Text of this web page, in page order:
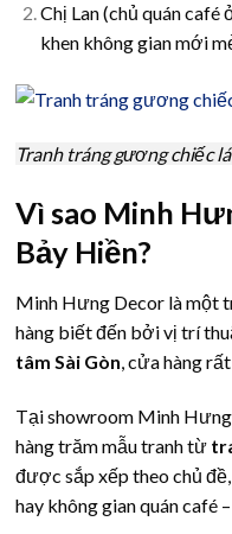
Chị Lan (chủ quán café
khen không gian mới
Tranh tráng gương chiếc
Vì sao Minh
Bảy Hiền?
Minh Hưng Decor là một
hàng biết đến bởi vị trí
tâm Sài Gòn , cửa hàng
Tại showroom Minh
hàng trăm mẫu tranh từ
được sắp xếp theo chủ
hay không gian quán café –